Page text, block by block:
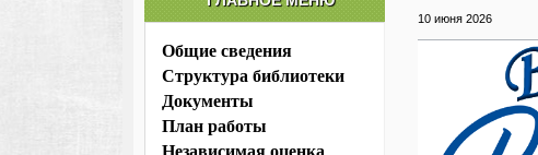
10 июня 2026
Общие сведения
Структура библиотеки
Документы
План работы
Независимая оценка